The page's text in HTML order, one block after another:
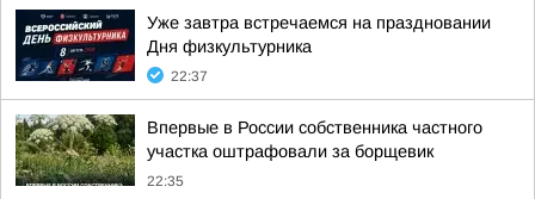
Уже завтра встречаемся на праздновании
Дня физкультурника
22:37
Впервые в России собственника частного
участка оштрафовали за борщевик
22:35